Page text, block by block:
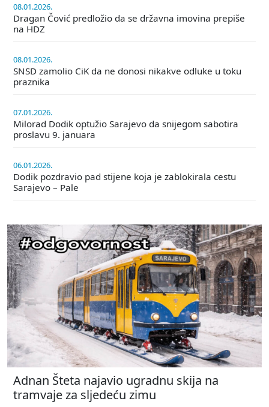
08.01.2026.
Dragan Čović predložio da se državna imovina prepiše
na HDZ
08.01.2026.
SNSD zamolio CiK da ne donosi nikakve odluke u toku
praznika
07.01.2026.
Milorad Dodik optužio Sarajevo da snijegom sabotira
proslavu 9. januara
06.01.2026.
Dodik pozdravio pad stijene koja je zablokirala cestu
Sarajevo – Pale
Adnan Šteta najavio ugradnu skija na
tramvaje za sljedeću zimu